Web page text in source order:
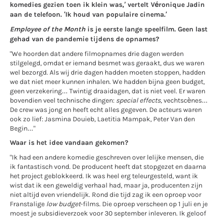
komedies gezien toen ik klein was,’ vertelt Véronique Jadin
aan de telefoon. ‘Ik houd van populaire cinema.’
Employee of the Month is je eerste lange speelfilm. Geen last
gehad van de pandemie tijdens de opnames?
"We hoorden dat andere filmopnames drie dagen werden
stilgelegd, omdat er iemand besmet was geraakt, dus we waren
wel bezorgd. Als wij drie dagen hadden moeten stoppen, hadden
we dat niet meer kunnen inhalen. We hadden bijna geen budget,
geen verzekering… Twintig draaidagen, dat is niet veel. Er waren
bovendien veel technische dingen: special effects, vechtscènes…
De crew was jong en heeft echt alles gegeven. De acteurs waren
ook zo lief: Jasmina Douieb, Laetitia Mampak, Peter Van den
Begin…"
Waar is het idee vandaan gekomen?
"Ik had een andere komedie geschreven over lelijke mensen, die
ik fantastisch vond. De producent heeft dat stopgezet en daarna
het project geblokkeerd. Ik was heel erg teleurgesteld, want ik
wist dat ik een geweldig verhaal had, maar ja, producenten zijn
niet altijd even vriendelijk. Rond die tijd zag ik een oproep voor
Franstalige low budget-films. Die oproep verscheen op 1 juli en je
moest je subsidieverzoek voor 30 september inleveren. Ik geloof